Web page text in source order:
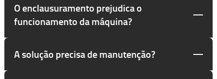
O enclausuramento prejudica o
funcionamento da máquina?
A solução precisa de manutenção?